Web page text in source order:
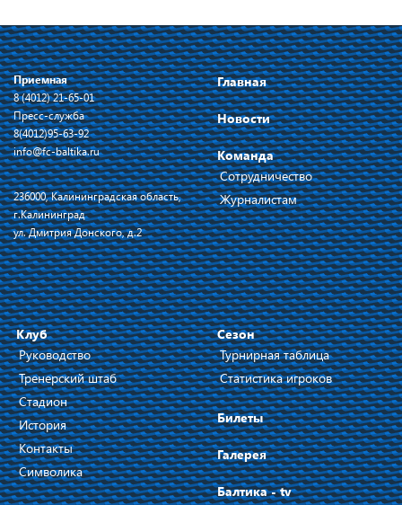
Приемная
8 (4012) 21-65-01
Пресс-служба
8(4012)95-63-92
info@fc-baltika.ru
236000, Калининградская область,
г.Калининград
ул. Дмитрия Донского, д.2
Главная
Новости
Команда
Сотрудничество
Журналистам
Клуб
Руководство
Тренерский штаб
Стадион
История
Контакты
Символика
Сезон
Турнирная таблица
Статистика игроков
Билеты
Галерея
Балтика - tv